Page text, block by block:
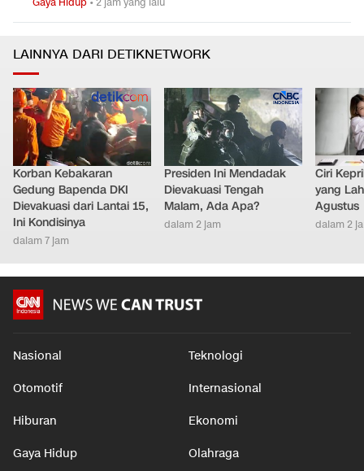
LAINNYA DARI DETIKNETWORK
Korban Kebakaran
Gedung Bapenda DKI
Dievakuasi dari Lantai 15,
Ini Kondisinya
dalam 7 jam
Presiden Ini Mendadak
Dievakuasi Tengah
Malam, Ada Apa?
dalam 2 jam
Ciri
yang
Agustus
dalam 2
Nasional Teknologi
Otomotif Internasional
Hiburan Ekonomi
Gaya Hidup Olahraga